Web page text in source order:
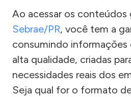
Ao acessar os
Sebrae/PR, você tem a
consumindo informações
alta qualidade, criadas
necessidades reais dos
Seja qual for o formato